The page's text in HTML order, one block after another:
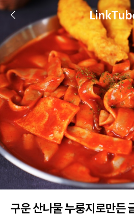
구운 산나물 누룽지로만든